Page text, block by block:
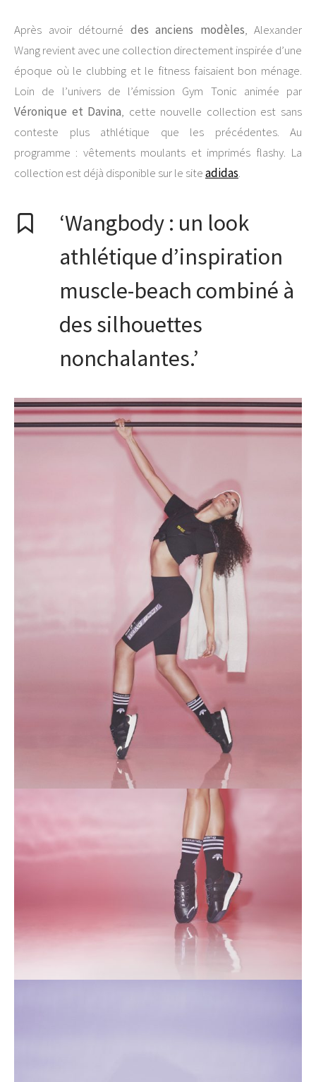
Après avoir détourné des anciens modèles, Alexander
Wang revient avec une collection directement inspirée d’une
époque où le clubbing et le fitness faisaient bon ménage.
Loin de l’univers de l’émission Gym Tonic animée par
Véronique et Davina, cette nouvelle collection est sans
conteste plus athlétique que les précédentes. Au
programme : vêtements moulants et imprimés flashy. La
collection est déjà disponible sur le siteadidas.
‘Wangbody : un look
athlétique d’inspiration
muscle-beach combiné à
des silhouettes
nonchalantes.’